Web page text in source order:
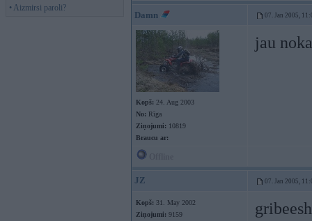
• Aizmirsi paroli?
Damn 07. Jan 2005,
Kopš: 24. Aug 2003
No: Rīga
Ziņojumi: 10819
Braucu ar:
jau
JZ 07. Jan 2005,
Kopš: 31. May 2002
Ziņojumi: 9159